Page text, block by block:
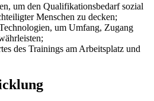
um den Qualifikationsbedarf sozial
Menschen zu decken;
um Umfang, Zugang
des Trainings am Arbeitsplatz und